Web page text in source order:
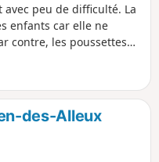
peu de difficulté. La
enfants car elle ne
contre, les poussettes
des-Alleux